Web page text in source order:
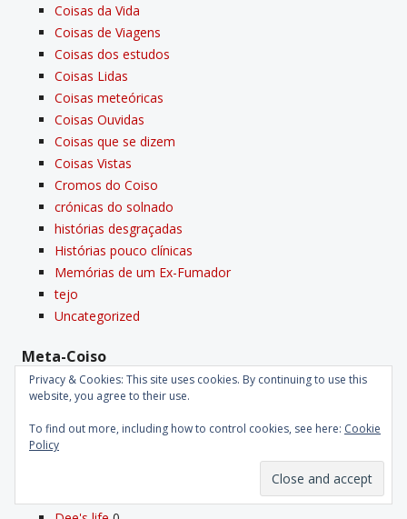
Coisas da Vida
Coisas de Viagens
Coisas dos estudos
Coisas Lidas
Coisas meteóricas
Coisas Ouvidas
Coisas que se dizem
Coisas Vistas
Cromos do Coiso
crónicas do solnado
histórias desgraçadas
Histórias pouco clí­nicas
Memórias de um Ex-Fumador
tejo
Uncategorized
Meta-Coiso
Log in
Entries feed
Comments feed
WordPress.org
Privacy & Cookies: This site uses cookies. By continuing to use this
website, you agree to their use.
To find out more, including how to control cookies, see here: Cookie
Policy